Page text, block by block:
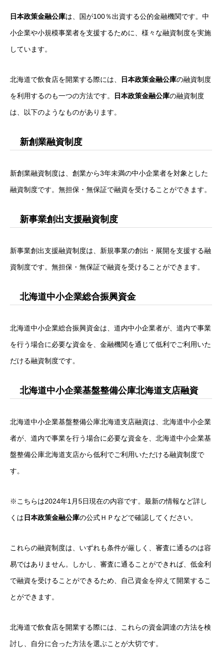
日本政策金融公庫は、国が100％出資する公的金融機関です。中
小企業や小規模事業者を支援するために、様々な融資制度を実施
しています。
北海道で飲食店を開業する際には、 日本政策金融公庫の融資制度
を利用するのも一つの方法です。 日本政策金融公庫の融資制度
は、以下のようなものがあります。
新創業融資制度
新創業融資制度は、創業から3年未満の中小企業者を対象とした
融資制度です。無担保・無保証で融資を受けることができます。
新事業創出支援融資制度
新事業創出支援融資制度は、新規事業の創出・展開を支援する融
資制度です。無担保・無保証で融資を受けることができます。
北海道中小企業総合振興資金
北海道中小企業総合振興資金は、道内中小企業者が、道内で事業
を行う場合に必要な資金を、金融機関を通じて低利でご利用いた
だける融資制度です。
北海道中小企業基盤整備公庫北海道支店融資
北海道中小企業基盤整備公庫北海道支店融資は、北海道中小企業
者が、道内で事業を行う場合に必要な資金を、北海道中小企業基
盤整備公庫北海道支店から低利でご利用いただける融資制度で
す。
※こちらは2024年1月5日現在の内容です。最新の情報など詳し
くは 日本政策金融公庫の公式ＨＰなどで確認してください。
これらの融資制度は、いずれも条件が厳しく、審査に通るのは容
易ではありません。しかし、審査に通ることができれば、低金利
で融資を受けることができるため、自己資金を抑えて開業するこ
とができます。
北海道で飲食店を開業する際には、これらの資金調達の方法を検
討し、自分に合った方法を選ぶことが大切です。